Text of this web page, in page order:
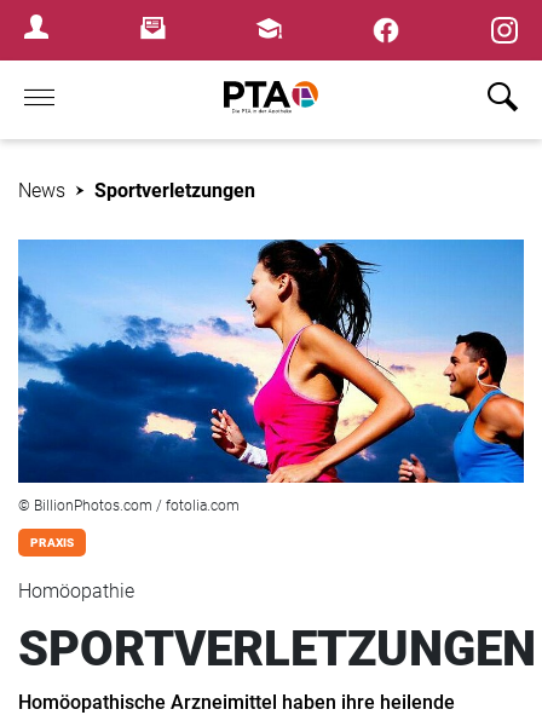
Login MenuNewsletterFortbildungen
Home
News Sportverletzungen
© BillionPhotos.com / fotolia.com
PRAXIS
Homöopathie
SPORTVERLETZUNGEN
Homöopathische Arzneimittel haben ihre heilende
×